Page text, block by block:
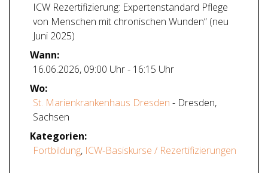
ICW Rezertifizierung: Expertenstandard Pflege
von Menschen mit chronischen Wunden“ (neu
Juni 2025)
Wann:
16.06.2026, 09:00 Uhr- 16:15 Uhr
Wo:
St. Marienkrankenhaus Dresden - Dresden,
Sachsen
Kategorien:
Fortbildung, ICW-Basiskurse / Rezertifizierungen